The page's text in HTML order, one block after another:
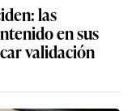
las
en sus
validación